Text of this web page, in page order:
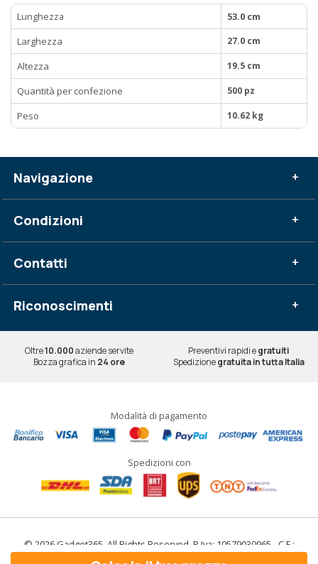
Lunghezza
53.0 cm
Larghezza
27.0 cm
Altezza 19.5 cm
Quantità per confezione 500 pz
Peso 10.62 kg
Navigazione +
Condizioni +
Contatti +
Riconoscimenti +
Oltre10.000aziende servite Preventivi rapidi egratuiti
Bozza grafica in 24 ore Spedizionegratuita in tutta Italia
Modalità di pagamento
Spedizioni con
© 2026 Gadget365. All Rights Reserved. P.Iva: 10579030965 - C.F.: